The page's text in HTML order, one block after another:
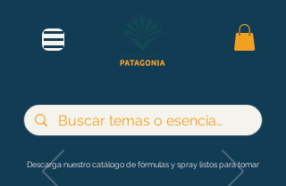
Descarga nuestro catálogo de fórmulas y spray listos para tomar